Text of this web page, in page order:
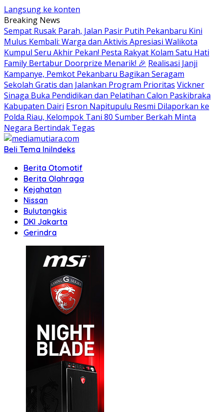
Langsung ke konten
Breaking News
Sempat Rusak Parah, Jalan Pasir Putih Pekanbaru Kini
Mulus Kembali: Warga dan Aktivis Apresiasi Walikota
Kumpul Seru Akhir Pekan! Pesta Rakyat Kolam Satu Hati
Family Bertabur Doorprize Menarik! 🎉 Realisasi Janji
Kampanye, Pemkot Pekanbaru Bagikan Seragam
Sekolah Gratis dan Jalankan Program Prioritas Vickner
Sinaga Buka Pendidikan dan Pelatihan Calon Paskibraka
Kabupaten Dairi Esron Napitupulu Resmi Dilaporkan ke
Polda Riau, Kelompok Tani 80 Sumber Berkah Minta
Negara Bertindak Tegas
Beli Tema IniIndeks
Berita Otomotif
Berita Olahraga
Kejahatan
Nissan
Bulutangkis
DKI Jakarta
Gerindra